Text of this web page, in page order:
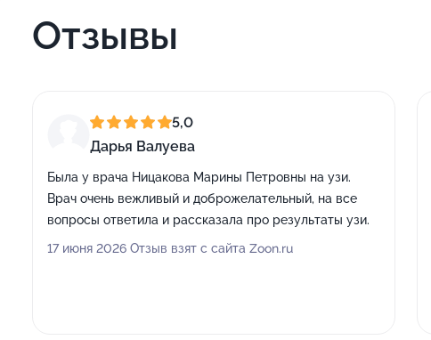
Отзывы
5,0
Дарья Валуева
Была у врача Ницакова Марины Петровны на узи.
Врач очень вежливый и доброжелательный, на все
вопросы ответила и рассказала про результаты узи.
17 июня 2026 Отзыв взят с сайта Zoon.ru